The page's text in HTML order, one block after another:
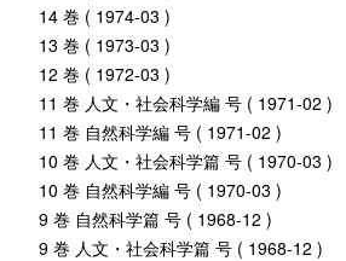
14 巻 ( 1974-03 )
13 巻 ( 1973-03 )
12 巻 ( 1972-03 )
11 巻 人文・社会科学編 号 ( 1971-02 )
11 巻 自然科学編 号 ( 1971-02 )
10 巻 人文・社会科学篇 号 ( 1970-03 )
10 巻 自然科学編 号 ( 1970-03 )
9 巻 自然科学篇 号 ( 1968-12 )
9 巻 人文・社会科学篇 号 ( 1968-12 )